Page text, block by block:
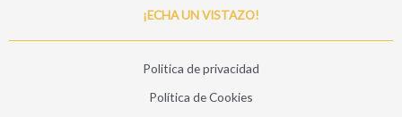
¡ECHA UN VISTAZO!
Politica de privacidad
Política de Cookies